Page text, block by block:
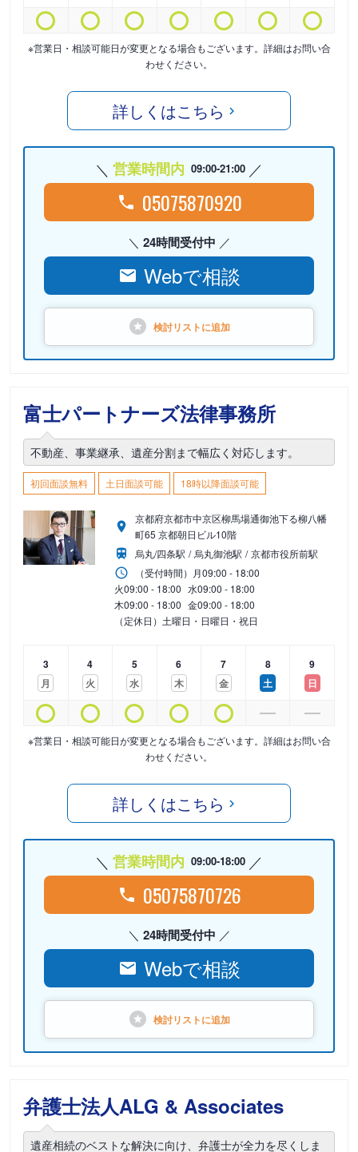
※営業日・相談可能日が変更となる場合もございます。詳細はお問い合
わせください。
詳しくはこちら
営業時間内 09:00-21:00
05075870920
24時間受付中
Webで相談
検討リストに追加
富士パートナーズ法律事務所
不動産、事業継承、遺産分割まで幅広く対応します。
初回面談無料 土日面談可能 18時以降面談可能
京都府京都市中京区柳馬場通御池下る柳八幡
町65 京都朝日ビル10階
烏丸/四条駅
烏丸御池駅
京都市役所前駅
（受付時間） 月09:00 - 18:00
火09:00 - 18:00 水09:00 - 18:00
木09:00 - 18:00 金09:00 - 18:00
（定休日）土曜日・日曜日・祝日
3
月
4
火
5
水
6
木
7
金
8
土
9
日
※営業日・相談可能日が変更となる場合もございます。詳細はお問い合
わせください。
詳しくはこちら
営業時間内 09:00-18:00
05075870726
24時間受付中
Webで相談
検討リストに追加
弁護士法人ALG & Associates
遺産相続のベストな解決に向け、弁護士が全力を尽くしま